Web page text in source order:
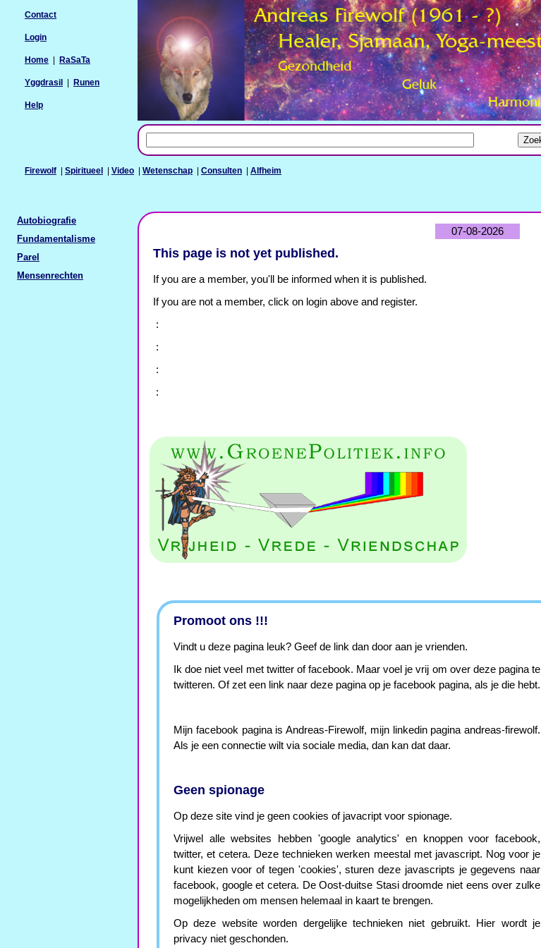
Firewolf | Spiritueel | Video | Wetenschap | Consulten | Alfheim
Contact
Login
Home RaSaTa
Yggdrasil Runen
Help
07-08-2026
This page is not yet published.
If you are a member, you'll be informed when it is published.
If you are not a member, click on login above and register.
:
:
:
:
Promoot ons !!!
Vindt u deze pagina leuk? Geef de link dan door aan je vrienden.
Ik doe niet veel met twitter of facebook. Maar voel je vrij om over deze pagina te
twitteren. Of zet een link naar deze pagina op je facebook pagina, als je die hebt.
Mijn facebook pagina is Andreas-Firewolf, mijn linkedin pagina andreas-firewolf.
Als je een connectie wilt via sociale media, dan kan dat daar.
Geen spionage
Op deze site vind je geen cookies of javacript voor spionage.
Vrijwel alle websites hebben 'google analytics' en knoppen voor facebook,
twitter, et cetera. Deze technieken werken meestal met javascript. Nog voor je
kunt kiezen voor of tegen 'cookies', sturen deze javascripts je gegevens naar
facebook, google et cetera. De Oost-duitse Stasi droomde niet eens over zulke
mogelijkheden om mensen helemaal in kaart te brengen.
Op deze website worden dergelijke technieken niet gebruikt. Hier wordt je
privacy niet geschonden.
Autobiografie
Fundamentalisme
Parel
Mensenrechten